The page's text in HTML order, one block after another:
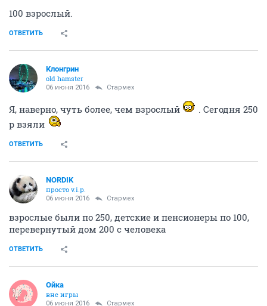
100 взрослый.
ОТВЕТИТЬ
Клонгрин
old hamster
06 июня 2016 Стармех
Я, наверно, чуть более, чем взрослый
. Сегодня 250
р взяли
ОТВЕТИТЬ
NORDIK
просто v.i.p.
06 июня 2016 Стармех
взрослые были по 250, детские и пенсионеры по 100,
перевернутый дом 200 с человека
ОТВЕТИТЬ
Ойка
вне игры
06 июня 2016 Стармех